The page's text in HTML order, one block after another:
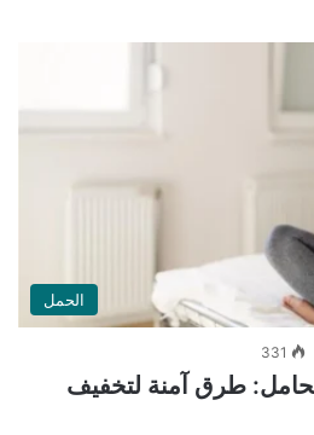
الحمل
331
طرق آمنة لتخفيف